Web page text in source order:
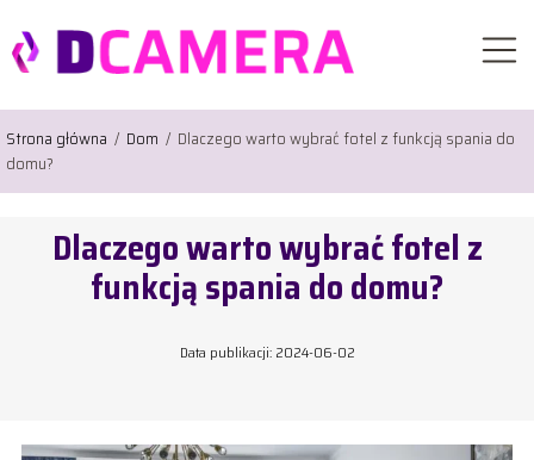
Strona główna / Dom / Dlaczego warto wybrać fotel z funkcją spania do
domu?
Dlaczego warto wybrać fotel z
funkcją spania do domu?
Data publikacji: 2024-06-02